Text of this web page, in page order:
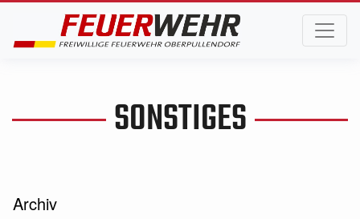
SONSTIGES
Archiv